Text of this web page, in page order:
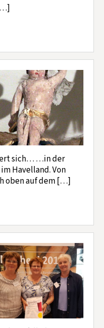
sich… …in der
Havelland. Von
oben auf dem […]